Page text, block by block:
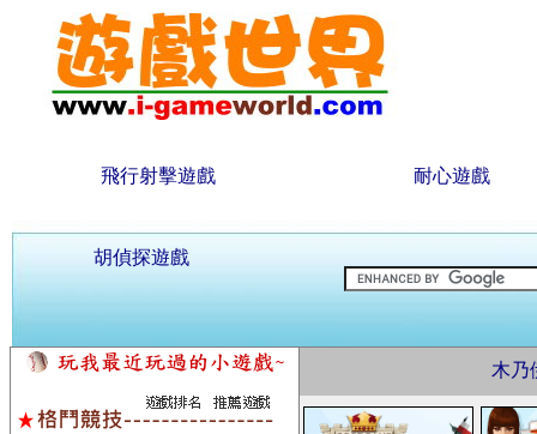
飛行射擊遊戲 耐心遊戲
胡偵探遊戲
木乃